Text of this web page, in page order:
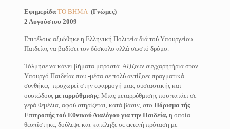
Εφημερίδα ΤΟ ΒΗΜΑ (Γνώμες)
2 Αυγούστου 2009
Επιτέλους αξιώθηκε η Ελληνική Πολιτεία διά τού Υπουργείου
Παιδείας να βαδίσει τον δύσκολο αλλά σωστό δρόμο.
Τόλμησε να κάνει βήματα μπροστά. Αξίζουν συγχαρητήρια στον
Υπουργό Παιδείας που -μέσα σε πολύ αντίξοες πραγματικά
συνθήκες- προχωρεί στην εφαρμογή μιας ουσιαστικής και
ουσιώδους μεταρρύθμισης. Μιας μεταρρύθμισης που πατάει σε
γερά θεμέλια, αφού στηρίζεται, κατά βάσιν, στο Πόρισμα τής
Επιτροπής τού Εθνικού Διαλόγου για την Παιδεία,η οποία
θεσπίστηκε, δούλεψε και κατέληξε σε εκτενή πρόταση με